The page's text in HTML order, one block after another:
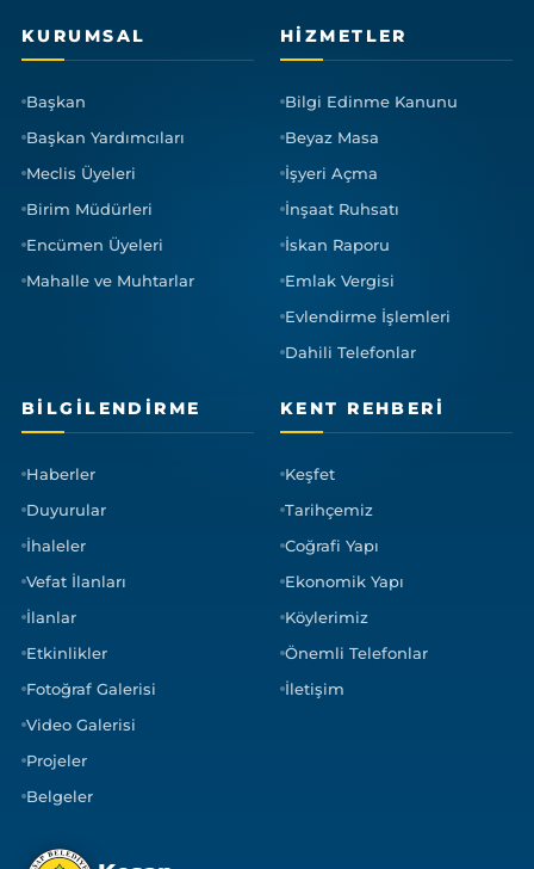
KURUMSAL
Başkan
Başkan Yardımcıları
Meclis Üyeleri
Birim Müdürleri
Encümen Üyeleri
Mahalle ve Muhtarlar
HIZMETLER
Bilgi Edinme Kanunu
Beyaz Masa
İşyeri Açma
İnşaat Ruhsatı
İskan Raporu
Emlak Vergisi
Evlendirme İşlemleri
Dahili Telefonlar
BILGILENDIRME
Haberler
Duyurular
İhaleler
Vefat İlanları
İlanlar
Etkinlikler
Fotoğraf Galerisi
Video Galerisi
Projeler
Belgeler
KENT REHBERI
Keşfet
Tarihçemiz
Coğrafi Yapı
Ekonomik Yapı
Köylerimiz
Önemli Telefonlar
İletişim